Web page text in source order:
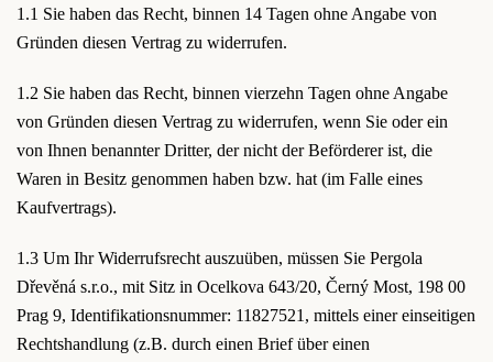
1.1 Sie haben das Recht, binnen 14 Tagen ohne Angabe von
Gründen diesen Vertrag zu widerrufen.
1.2 Sie haben das Recht, binnen vierzehn Tagen ohne Angabe
von Gründen diesen Vertrag zu widerrufen, wenn Sie oder ein
von Ihnen benannter Dritter, der nicht der Beförderer ist, die
Waren in Besitz genommen haben bzw. hat (im Falle eines
Kaufvertrags).
1.3 Um Ihr Widerrufsrecht auszuüben, müssen Sie Pergola
Dřevěná s.r.o., mit Sitz in Ocelkova 643/20, Černý Most, 198 00
Prag 9, Identifikationsnummer: 11827521, mittels einer einseitigen
Rechtshandlung (z.B. durch einen Brief über einen